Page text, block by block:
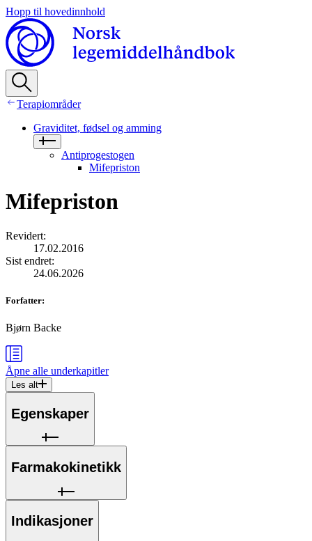
Hopp til hovedinnhold
Terapiområder
Graviditet, fødsel og amming
Antiprogestogen
Mifepriston
Mifepriston
Revidert:
17.02.2016
Sist endret:
24.06.2026
Forfatter:
Bjørn Backe
Åpne alle underkapitler
Les alt
Egenskaper
Farmakokinetikk
Indikasjoner